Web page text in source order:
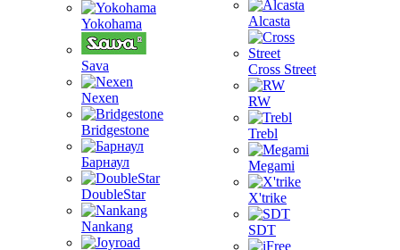
Yokohama
Sava
Nexen
Bridgestone
Барнаул
DoubleStar
Nankang
Alcasta
Cross Street
RW
Trebl
Megami
X'trike
SDT